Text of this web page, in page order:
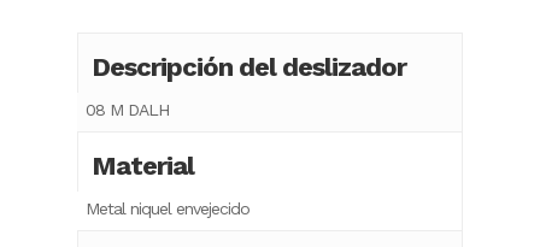
Descripción del deslizador
08 M DALH
Material
Metal niquel envejecido